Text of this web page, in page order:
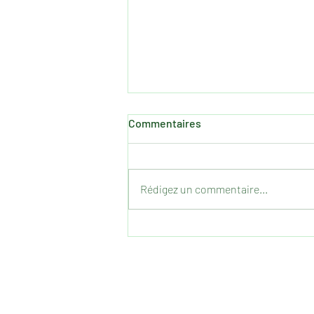
Commentaires
Rédigez un commentaire...